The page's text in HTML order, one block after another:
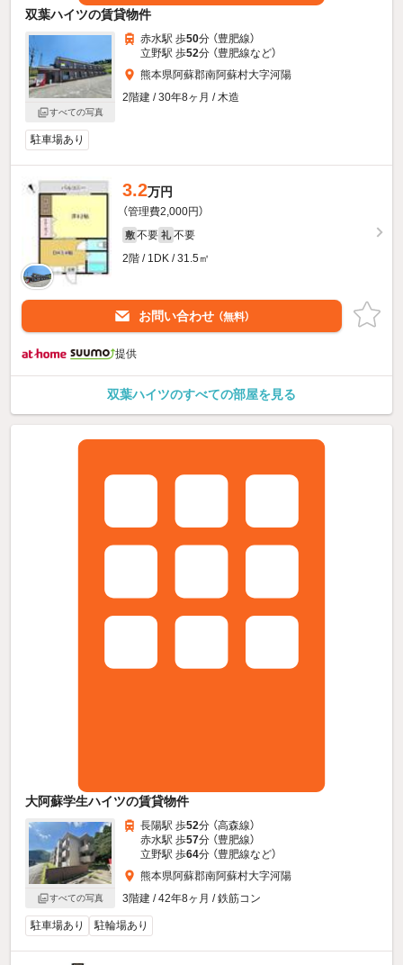
双葉ハイツの賃貸物件
すべての写真
赤水駅 歩50分 （豊肥線）
立野駅 歩52分 （豊肥線など）
熊本県阿蘇郡南阿蘇村大字河陽
2階建 / 30年8ヶ月 / 木造
駐車場あり
3.2万円
（管理費2,000円）
敷 不要 礼 不要
2階 / 1DK / 31.5㎡
お問い合わせ （無料）
提供
双葉ハイツのすべての部屋を見る
大阿蘇学生ハイツの賃貸物件
すべての写真
長陽駅 歩52分 （高森線）
赤水駅 歩57分 （豊肥線）
立野駅 歩64分 （豊肥線など）
熊本県阿蘇郡南阿蘇村大字河陽
3階建 / 42年8ヶ月 / 鉄筋コン
駐車場あり 駐輪場あり